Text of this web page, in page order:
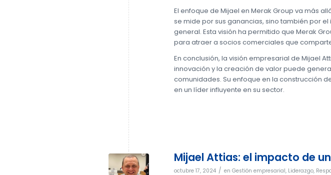
El enfoque de Mijael en Merak Group va más
se mide por sus ganancias, sino también por
general. Esta visión ha permitido que Merak
para atraer a socios comerciales que
En conclusión, la visión empresarial de Mijael
innovación y la creación de valor puede
comunidades. Su enfoque en la construcción
en un líder influyente en su sector.
Mijael Attias: el impacto de
octubre 17, 2024 / en Gestión empresarial, Liderazgo,